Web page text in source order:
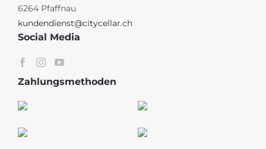
6264 Pfaffnau
kundendienst@citycellar.ch
Social Media
Zahlungsmethoden